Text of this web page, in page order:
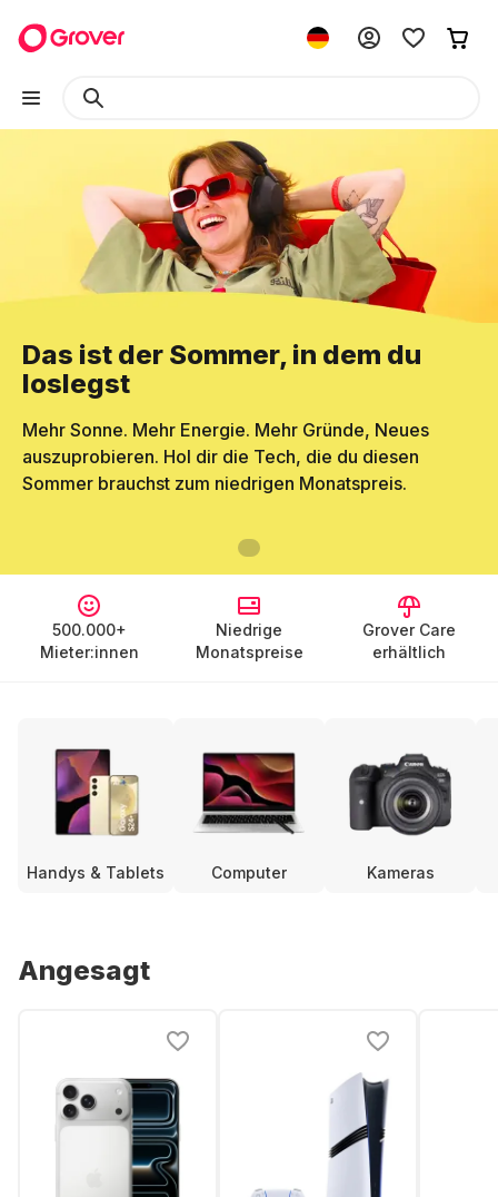
Das ist der Sommer, in dem du
loslegst
Mehr Sonne. Mehr Energie. Mehr Gründe, Neues
auszuprobieren. Hol dir die Tech, die du diesen
Sommer brauchst zum niedrigen Monatspreis.
500.000+
Mieter:innen
Niedrige
Monatspreise
Grover Care
erhältlich
Handys & Tablets Computer Kameras
Angesagt